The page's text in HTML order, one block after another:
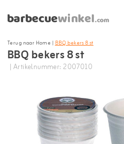
Terug naar Home |BBQ bekers 8 st
BBQ bekers 8 st
| Artikelnummer: 2007010